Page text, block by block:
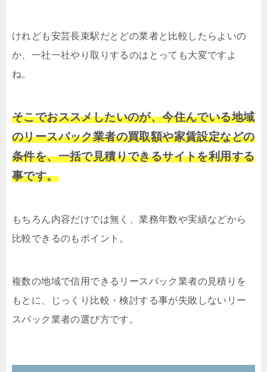
けれども安芸長束駅だとどの業者と比較したらよいの
か、一社一社やり取りするのはとっても大変ですよ
ね。
そこでおススメしたいのが、今住んでいる地域
のリースバック業者の買取額や家賃設定などの
条件を、一括で見積りできるサイトを利用する
事です。
もちろん内容だけでは無く、業務年数や実績などから
比較できるのもポイント。
複数の地域で信用できるリースバック業者の見積りを
もとに、じっくり比較・検討する事が失敗しないリー
スバック業者の選び方です。